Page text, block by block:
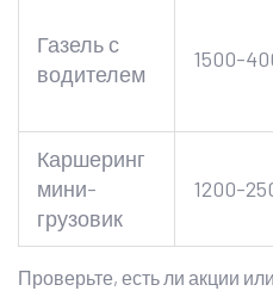
Газель с
водителем
1500-
Каршеринг
мини-
грузовик
1200-
Проверьте, есть ли акции